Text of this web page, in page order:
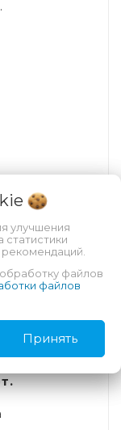
спину
положении.
улучшения
файлов
файлов
Принять